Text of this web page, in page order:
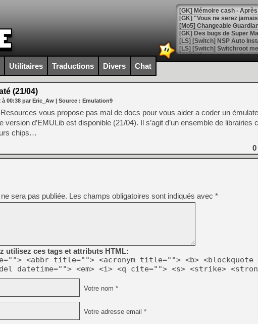
[GK] Mémoire cash -
[GK] "Vous ne serez
[Mo5] Changeable
[GK] Des bugs de Super
[LS] [Switch] NSP Auto
[GK] La saga horrifique
[GK] Le portage de Super
[Mo5] Le jeu de course
[GK] Guillermo del Toro
[LTF] Eté 2026 - Séquence
[GK] Mistfall Hunter : déjà
[GK] Wo Long 2 évolue
[GK] Crossfire : un TPS à
[LS] [PS5] Premiers
[Mo5] DOOM arrive en
[GK] Bethesda fête les 30
[GK] Roblox : l'action en
[GK] Agenda - GeForce
[LS] [PS5] ps5-y2jb-
Utilitaires Traductions Divers Chat
(21/04)
à 00:38 par Eric_Aw | Source : Emulation9
vous propose pas mal de docs pour vous aider a coder un
version d’EMULib est disponible (21/04). Il s’agit d’un ensemble de librairies
chips…
0
sera pas publiée. Les champs obligatoires sont indiqués avec *
utilisez ces tags et attributs HTML:
<abbr title=""> <acronym title=""> <b> <blockquote
datetime=""> <em> <i> <q cite=""> <s> <strike>
Votre nom *
Votre adresse email *